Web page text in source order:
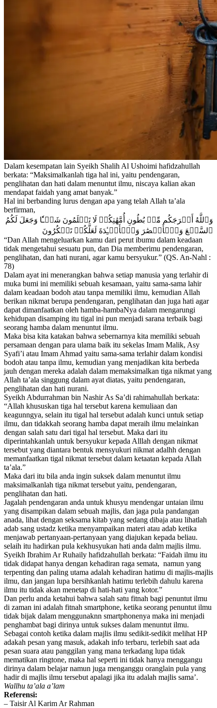
Dalam kesempatan lain Syeikh Shalih Al Ushoimi hafidzahullah
berkata: “Maksimalkanlah tiga hal ini, yaitu pendengaran,
penglihatan dan hati dalam menuntut ilmu, niscaya kalian akan
mendapat faidah yang amat banyak.”
Hal ini berbanding lurus dengan apa yang telah Allah ta’ala
berfirman,
وَٱللَّهُ أَخۡرَجَكُم مِّنۢ بُطُونِ أُمَّهَٰتِكُمۡ لَا تَعۡلَمُونَ شَيۡـٔٗا وَجَعَلَ لَكُمُ
ٱلسَّمۡعَ وَٱلۡأَبۡصَٰرَ وَٱلۡأَفۡـِٔدَةَ لَعَلَّكُمۡ تَشۡكُرُونَ
“Dan Allah mengeluarkan kamu dari perut ibumu dalam keadaan
tidak mengetahui sesuatu pun, dan Dia memberimu pendengaran,
penglihatan, dan hati nurani, agar kamu bersyukur.” (QS. An-Nahl :
78)
Dalam ayat ini menerangkan bahwa setiap manusia yang terlahir di
muka bumi ini memiliki sebuah kesamaan, yaitu sama-sama lahir
dalam keadaan bodoh atau tanpa memiliki ilmu, kemudian Allah
berikan nikmat berupa pendengaran, penglihatan dan juga hati agar
dapat dimanfaatkan oleh hamba-hambaNya dalam mengarungi
kehidupan disamping itu tigal ini pun menjadi sarana terbaik bagi
seorang hamba dalam menuntut ilmu.
Maka bisa kita katakan bahwa sebernarnya kita memiliki sebuah
persamaan dengan para ulama baik itu sekelas Imam Malik, Asy
Syafi’i atau Imam Ahmad yaitu sama-sama terlahir dalam kondisi
bodoh atau tanpa ilmu, kemudian yang menjadikan kita berbeda
jauh dengan mereka adalah dalam memaksimalkan tiga nikmat yang
Allah ta’ala singgung dalam ayat diatas, yaitu pendengaran,
penglihatan dan hati nurani.
Syeikh Abdurrahman bin Nashir As Sa’di rahimahullah berkata:
“Allah khususkan tiga hal tersebut karena kemuliaan dan
keagunngya, selain itu tigal hal tersebut adalah kunci untuk setiap
ilmu, dan tidakkah seorang hamba dapat meraih ilmu melainkan
dengan salah satu dari tigal hal tersebut. Maka dari itu
diperintahkanlah untuk bersyukur kepada Alllah dengan nikmat
tersebut yang diantara bentuk mensyukuri nikmat adalhh dengan
memanfaatkan tigal nikmat tersebut dalam ketaatan kepada Allah
ta’ala.”
Maka dari itu bila anda ingin suksek dalam menuntut ilmu
maksimalkanlah tiga nikmat tersebut yaitu, pendengaran,
penglihatan dan hati.
Jagalah pendengaran anda untuk khusyu mendengar untaian ilmu
yang disampikan dalam sebuah majlis, dan jaga pula pandangan
anada, lihat dengan seksama kitab yang sedang dibaja atau lihatlah
adab sang ustadz ketika menyampaikan materi atau adab ketika
menjawab pertanyaan-pertanyaan yang diajukan kepada beliau.
selaih itu hadirkan pula kekhusyukan hati anda dalm majlis ilmu.
Syeikh Ibrahim Ar Ruhaily hafidzahullah berkata: “Faidah ilmu itu
tidak didapat hanya dengan kehadiran raga semata, namun yang
terpenting dan paling utama adalah kehadiran hatimu di majlis-majlis
ilmu, dan jangan lupa bersihkanlah hatimu terlebih dahulu karena
ilmu itu tidak akan menetap di hati-hati yang kotor.”
Dan perlu anda ketahui bahwa salah satu fitnah bagi penuntut ilmu
di zaman ini adalah fitnah smartphone, ketika seorang penuntut ilmu
tidak bijak dalam menggunaknn smartphonenya maka ini menjadi
penghambat bagi dirinya untuk sukses dalam menuntut ilmu.
Sebagai contoh ketika dalam majlis ilmu sedikit-sedikit melihat HP
adakah pesan yang masuk, adakah info terbaru, terlebih saat ada
pesan suara atau panggilan yang mana terkadang lupa tidak
mematikan ringtone, maka hal seperti ini tidak hanya menggangu
dirinya dalam belajar namun juga menganggu oranglain pula yang
hadir di majlis ilmu tersebut apalagi jika itu adalah majlis sama’.
Wallhu ta’ala a’lam
Referensi:
– Taisir Al Karim Ar Rahman